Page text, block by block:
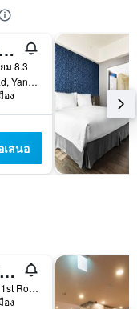
โรงแรมฟูลลอน เกาสง
ม 8.3
No.45 Wufu 4th Road, Yancheng District, เกาสง, ไต้หวัน
อง
เสนอ
ซิงเกิลอินน์ เกาสง ลิเซน โฮสเทล
B1, No. 267, Linsen 1st Road, เกาสง, ไต้หวัน
อง